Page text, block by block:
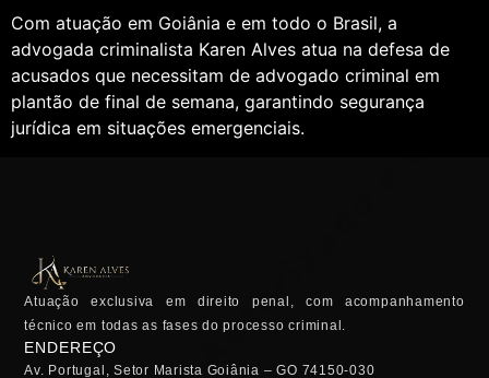
Com atuação em Goiânia e em todo o Brasil, a
advogada criminalista Karen Alves atua na defesa de
acusados que necessitam de advogado criminal em
plantão de final de semana, garantindo segurança
jurídica em situações emergenciais.
Atuação exclusiva em direito penal, com acompanhamento
técnico em todas as fases do processo criminal.
ENDEREÇO
Av. Portugal, Setor Marista Goiânia – GO 74150-030